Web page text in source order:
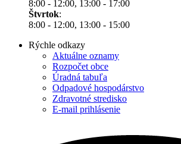
8:00 - 12:00, 13:00 - 17:00
Štvrtok:
8:00 - 12:00, 13:00 - 15:00
Rýchle odkazy
Aktuálne oznamy
Rozpočet obce
Úradná tabuľa
Odpadové hospodárstvo
Zdravotné stredisko
E-mail prihlásenie